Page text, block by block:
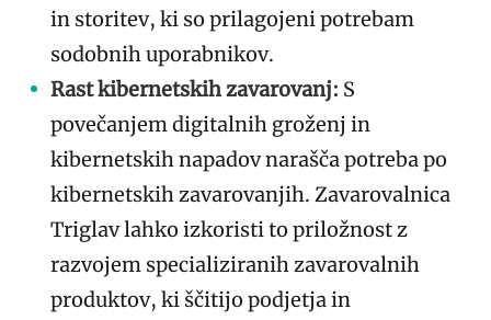
in storitev, ki so prilagojeni potrebam
sodobnih uporabnikov.
Rast kibernetskih zavarovanj: S
povečanjem digitalnih groženj in
kibernetskih napadov narašča potreba po
kibernetskih zavarovanjih. Zavarovalnica
Triglav lahko izkoristi to priložnost z
razvojem specializiranih zavarovalnih
produktov, ki ščitijo podjetja in